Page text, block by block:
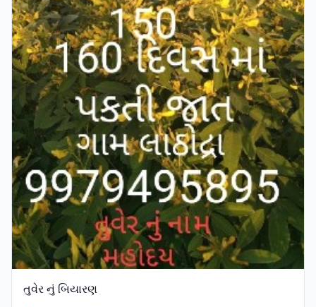
તુવેર નું બિયારણ